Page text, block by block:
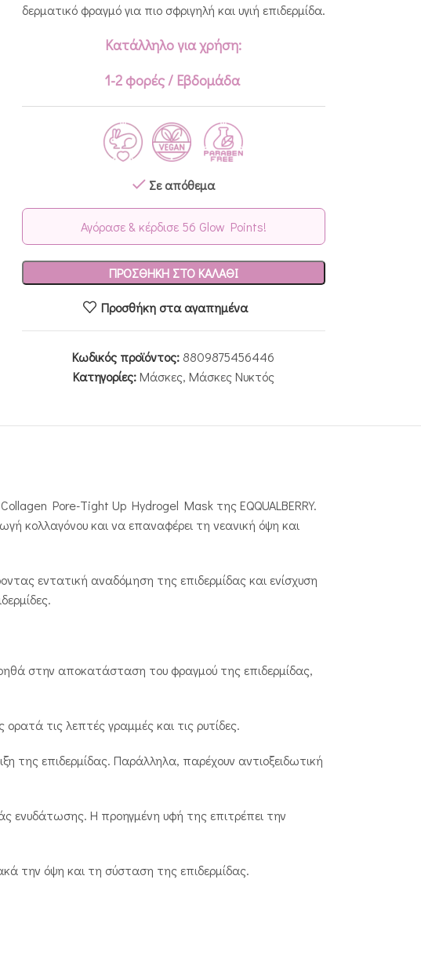
δερματικό φραγμό για πιο σφριγηλή και υγιή επιδερμίδα.
Κατάλληλο για χρήση:
1-2 φορές / Εβδομάδα
Σε απόθεμα
Αγόρασε & κέρδισε 56 Glow Points!
ΠΡΟΣΘΉΚΗ ΣΤΟ ΚΑΛΆΘΙ
Προσθήκη στα αγαπημένα
Κωδικός προϊόντος: 8809875456446
Κατηγορίες: Μάσκες, Μάσκες Νυκτός
Pore-Tight Up Hydrogel Mask της EQQUALBERRY.
κολλαγόνου και να επαναφέρει τη νεανική όψη και
εντατική αναδόμηση της επιδερμίδας και ενίσχυση
στην αποκατάσταση του φραγμού της επιδερμίδας,
τις λεπτές γραμμές και τις ρυτίδες.
της επιδερμίδας. Παράλληλα, παρέχουν αντιοξειδωτική
ενυδάτωσης. Η προηγμένη υφή της επιτρέπει την
την όψη και τη σύσταση της επιδερμίδας.